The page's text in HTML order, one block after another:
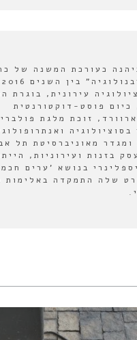
כעורכת המשנה של
עירונית, בוגרת
כיום פוסט-דוקטורנטית
זוכת מלגת
ומגדר מאוניברסיטת תל
בזנות ועירוניות,
בנושא 'ערים
שלה התמקדה באלימות